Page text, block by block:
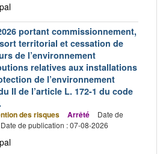
portant commissionnement,
territorial et cessation de
de l’environnement
relatives aux installations
de l’environnement
II de l’article L. 172-1 du code
des risques Arrêté
Date de
Date de publication : 07-08-2026